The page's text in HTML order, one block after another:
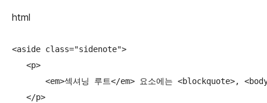
html
<aside class="sidenote">
   <p>
<em>섹셔닝 루트</em> 요소에는 <blockquote>,
   </p>